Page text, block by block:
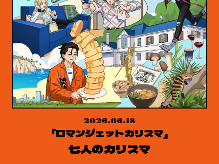
2026.06.18
「ロマンジェットカリスマ」
七人のカリスマ